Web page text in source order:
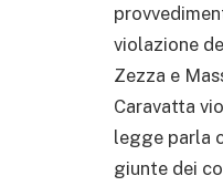
violazione
Zezza e
Caravatta
legge parla
giunte dei